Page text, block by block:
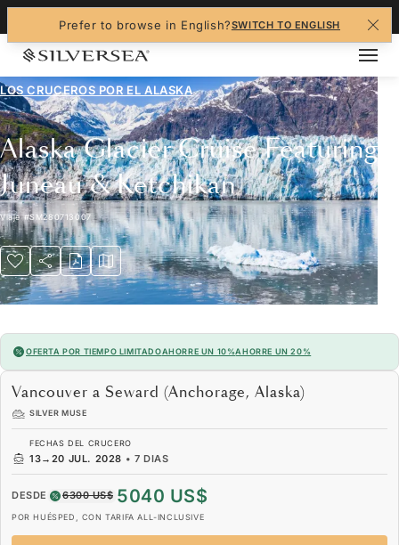
Prefer to browse in English?SWITCH TO ENGLISH
LOS CRUCEROS POR ELALASKA
Alaska Glacier Cruise Featuring
Juneau & Ketchikan
Viaje#SM280713007
OFERTA POR TIEMPO LIMITADOAHORRE UN 10%AHORRE UN 20%
Vancouver a Seward (Anchorage, Alaska)
SILVER MUSE
FECHAS DEL CRUCERO
13→ 20 JUL. 2028 • 7 DIAS
DESDE 6300 US$ 5040 US$
POR HUÉSPED, CON TARIFA ALL-INCLUSIVE